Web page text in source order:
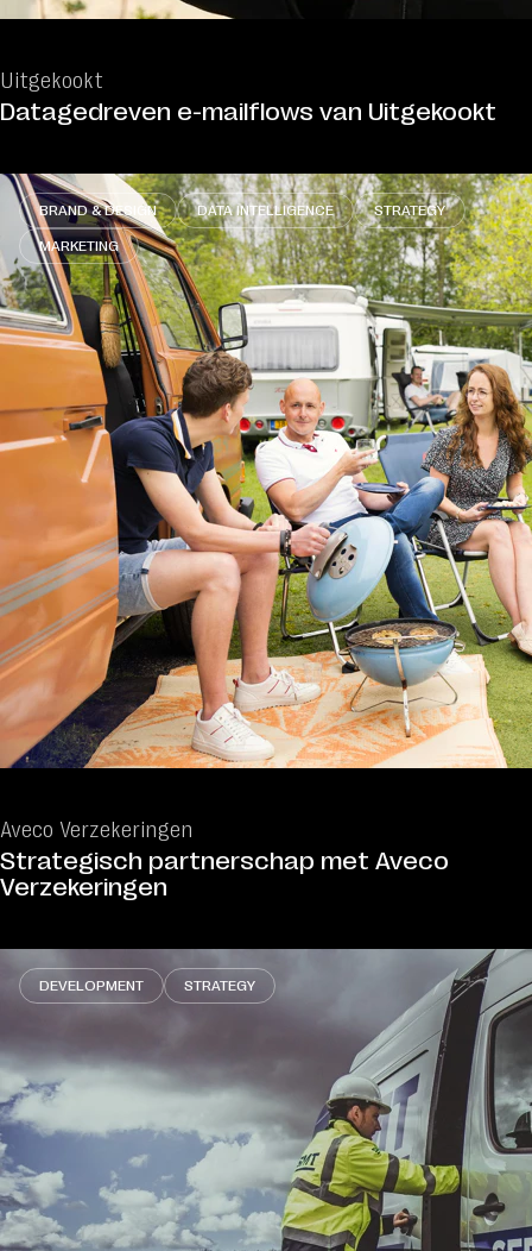
Uitgekookt
Datagedreven e-mailflows van Uitgekookt
BRAND & DESIGN DATA INTELLIGENCE STRATEGY
MARKETING
Aveco Verzekeringen
Strategisch partnerschap met Aveco
Verzekeringen
DEVELOPMENT STRATEGY